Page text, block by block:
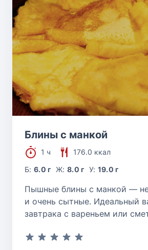
Блины с манкой
1 ч
176.0 ккал
Б:6.0 г Ж: 8.0 г У: 19.0 г
Пышные блины с манкой —
и очень сытные. Идеальный
завтрака с вареньем или